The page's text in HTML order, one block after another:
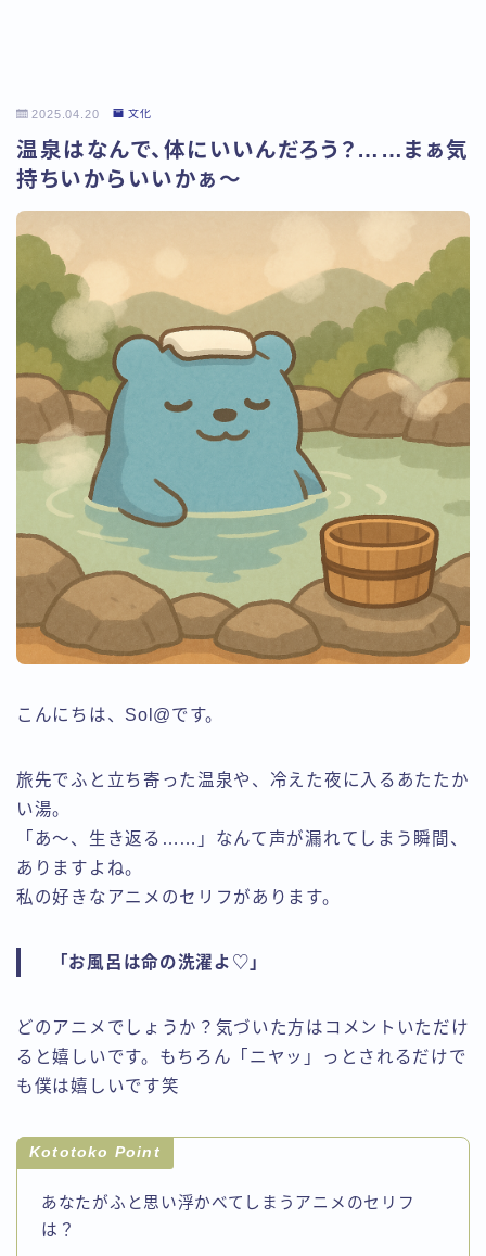
2025.04.20 文化
温泉はなんで、体にいいんだろう？……まぁ気
持ちいからいいかぁ～
こんにちは、Sol@です。
旅先でふと立ち寄った温泉や、冷えた夜に入るあたたか
い湯。
「あ〜、生き返る……」なんて声が漏れてしまう瞬間、
ありますよね。
私の好きなアニメのセリフがあります。
「お風呂は命の洗濯よ♡」
どのアニメでしょうか？気づいた方はコメントいただけ
ると嬉しいです。もちろん「ニヤッ」っとされるだけで
も僕は嬉しいです笑
Kototoko Point
あなたがふと思い浮かべてしまうアニメのセリフ
は？